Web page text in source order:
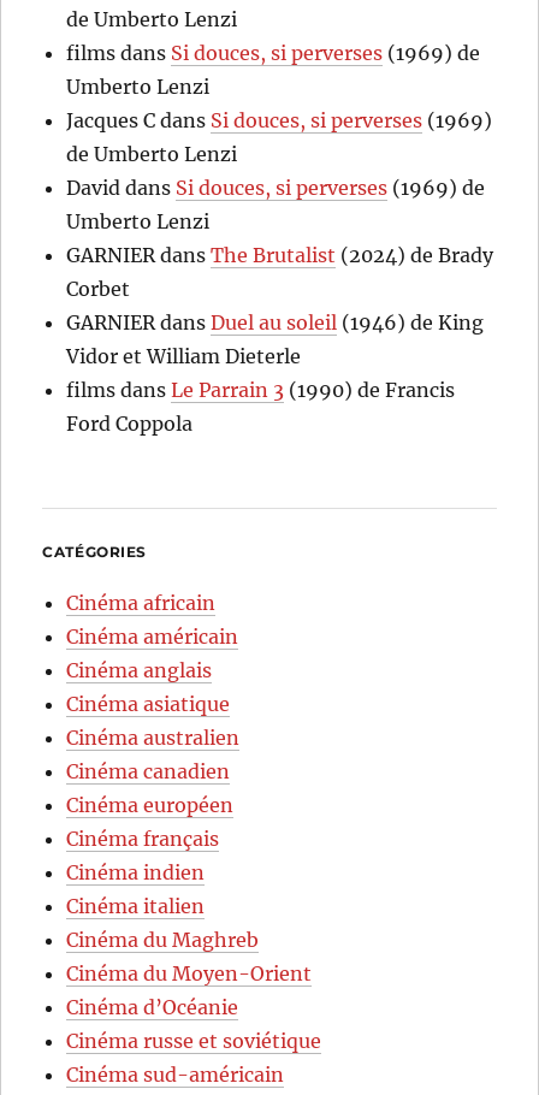
de Umberto Lenzi
films dans Si douces, si perverses (1969) de
Umberto Lenzi
Jacques C dans Si douces, si perverses (1969)
de Umberto Lenzi
David dans Si douces, si perverses (1969) de
Umberto Lenzi
GARNIERdansThe Brutalist (2024) de Brady
Corbet
GARNIERdansDuel au soleil (1946) de King
Vidor et William Dieterle
films dansLe Parrain 3 (1990) de Francis
Ford Coppola
CATÉGORIES
Cinéma africain
Cinéma américain
Cinéma anglais
Cinéma asiatique
Cinéma australien
Cinéma canadien
Cinéma européen
Cinéma français
Cinéma indien
Cinéma italien
Cinéma du Maghreb
Cinéma du Moyen-Orient
Cinéma d’Océanie
Cinéma russe et soviétique
Cinéma sud-américain